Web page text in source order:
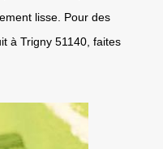
lisse. Pour des
à Trigny 51140, faites